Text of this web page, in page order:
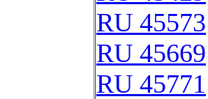
RU 45573
RU 45669
RU 45771